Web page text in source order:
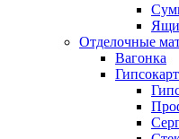
Отделочные
Вагонка